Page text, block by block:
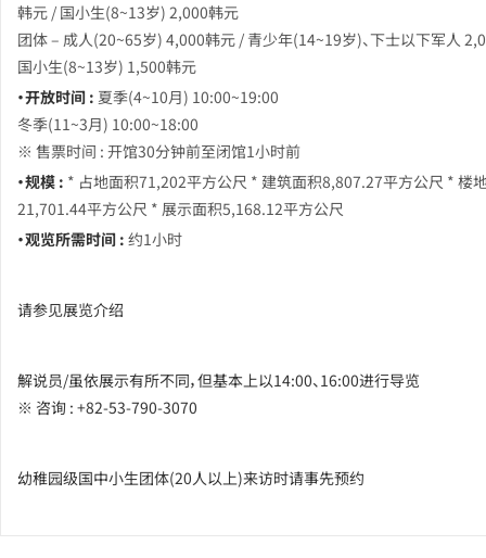
韩元 / 国小生(8~13岁) 2,000韩元
团体 – 成人(20~65岁) 4,000韩元 / 青少年(14~19岁)、下士以下军人
国小生(8~13岁) 1,500韩元
・开放时间 : 夏季(4~10月) 10:00~19:00
冬季(11~3月) 10:00~18:00
※ 售票时间 : 开馆30分钟前至闭馆1小时前
・规模 : * 占地面积71,202平方公尺 * 建筑面积8,807.27平方公尺 * 楼
21,701.44平方公尺 * 展示面积5,168.12平方公尺
・观览所需时间 : 约1小时
请参见展览介绍
解说员/虽依展示有所不同，但基本上以14:00、16:00进行导览
※ 咨询 : +82-53-790-3070
幼稚园级国中小生团体(20人以上)来访时请事先预约